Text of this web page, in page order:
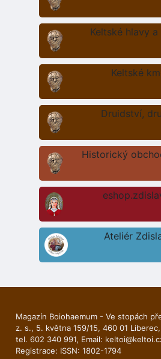
Keltské hlavy
Keltské
Druidství,
Historický
Ateliér
Magazín Boiohaemum - Ve stopách
z. s., 5. května 159/15, 460 01
tel. 602 340 991, Email:
Registrace: ISSN: 1802-1794